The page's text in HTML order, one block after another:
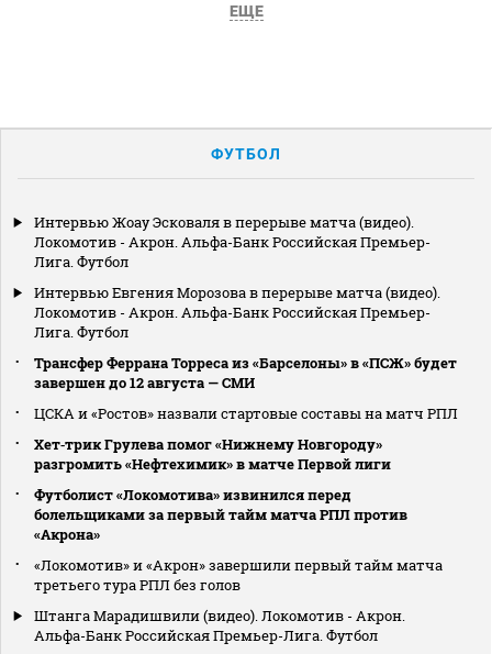
ЕЩЕ
ФУТБОЛ
Интервью Жоау Эсковаля в перерыве матча (видео).
Локомотив - Акрон. Альфа-Банк Российская Премьер-
Лига. Футбол
Интервью Евгения Морозова в перерыве матча (видео).
Локомотив - Акрон. Альфа-Банк Российская Премьер-
Лига. Футбол
Трансфер Феррана Торреса из «Барселоны» в «ПСЖ» будет
завершен до 12 августа — СМИ
ЦСКА и «Ростов» назвали стартовые составы на матч РПЛ
Хет‑трик Грулева помог «Нижнему Новгороду»
разгромить «Нефтехимик» в матче Первой лиги
Футболист «Локомотива» извинился перед
болельщиками за первый тайм матча РПЛ против
«Акрона»
«Локомотив» и «Акрон» завершили первый тайм матча
третьего тура РПЛ без голов
Штанга Марадишвили (видео). Локомотив - Акрон.
Альфа-Банк Российская Премьер-Лига. Футбол